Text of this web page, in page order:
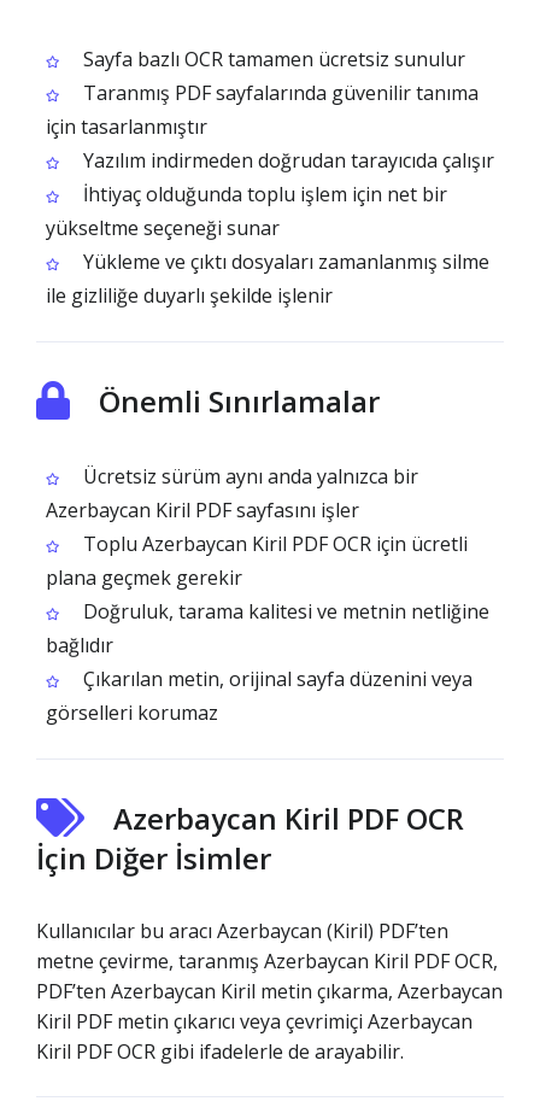
Sayfa bazlı OCR tamamen ücretsiz sunulur
Taranmış PDF sayfalarında güvenilir tanıma
için tasarlanmıştır
Yazılım indirmeden doğrudan tarayıcıda çalışır
İhtiyaç olduğunda toplu işlem için net bir
yükseltme seçeneği sunar
Yükleme ve çıktı dosyaları zamanlanmış silme
ile gizliliğe duyarlı şekilde işlenir
Önemli Sınırlamalar
Ücretsiz sürüm aynı anda yalnızca bir
Azerbaycan Kiril PDF sayfasını işler
Toplu Azerbaycan Kiril PDF OCR için ücretli
plana geçmek gerekir
Doğruluk, tarama kalitesi ve metnin netliğine
bağlıdır
Çıkarılan metin, orijinal sayfa düzenini veya
görselleri korumaz
Azerbaycan Kiril PDF OCR
İçin Diğer İsimler
Kullanıcılar bu aracı Azerbaycan (Kiril) PDF’ten
metne çevirme, taranmış Azerbaycan Kiril PDF OCR,
PDF’ten Azerbaycan Kiril metin çıkarma, Azerbaycan
Kiril PDF metin çıkarıcı veya çevrimiçi Azerbaycan
Kiril PDF OCR gibi ifadelerle de arayabilir.